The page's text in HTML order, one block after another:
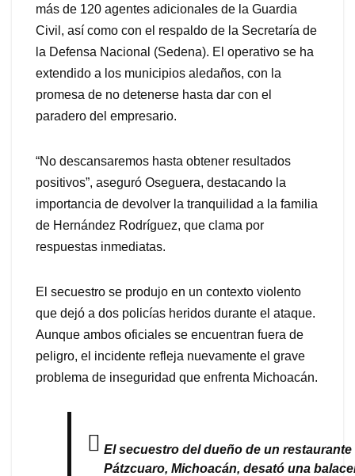
más de 120 agentes adicionales de la Guardia
Civil, así como con el respaldo de la Secretaría de
la Defensa Nacional (Sedena). El operativo se ha
extendido a los municipios aledaños, con la
promesa de no detenerse hasta dar con el
paradero del empresario.
“No descansaremos hasta obtener resultados
positivos”, aseguró Oseguera, destacando la
importancia de devolver la tranquilidad a la familia
de Hernández Rodríguez, que clama por
respuestas inmediatas.
El secuestro se produjo en un contexto violento
que dejó a dos policías heridos durante el ataque.
Aunque ambos oficiales se encuentran fuera de
peligro, el incidente refleja nuevamente el grave
problema de inseguridad que enfrenta Michoacán.
El secuestro del dueño de un restaurante
Pátzcuaro, Michoacán, desató una